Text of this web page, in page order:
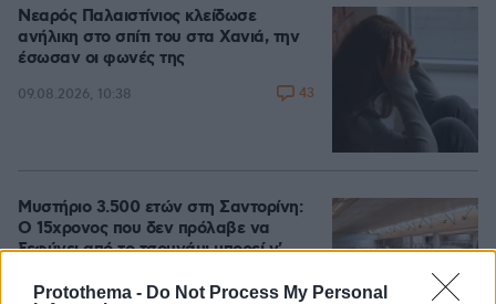
Protothema - Do Not Process My Personal
Νεαρός Παλαιστίνιος κλείδωσε
ανήλικη στο σπίτι του στα Χανιά, την
έσωσαν οι φωνές της
09.08.2026, 10:38 43
Μυστήριο 3.500 ετών στη Σαντορίνη:
Ο 15χρονος που δεν πρόλαβε να
ξεφύγει από το τσουνάμι μπορεί ν'
έκρηξης